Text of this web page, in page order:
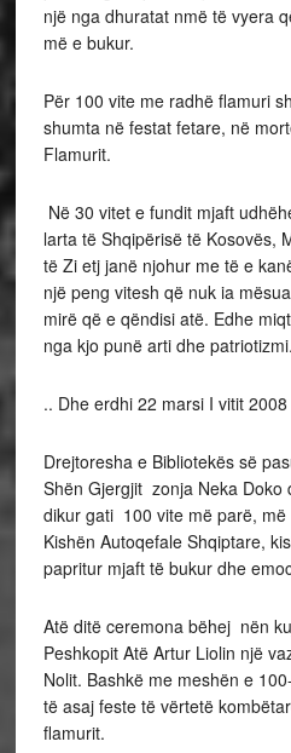
një nga dhuratat nmë të vyera
më e bukur.
Për 100 vite me radhë flamuri
shumta në festat fetare, në
Flamurit.
Në 30 vitet e fundit mjaft
larta të Shqipërisë të Kosovës,
të Zi etj janë njohur me të e
një peng vitesh që nuk ia
mirë që e qëndisi atë. Edhe
nga kjo punë arti dhe patriotizmi.
.. Dhe erdhi 22 marsi I vitit 2008
Drejtoresha e Bibliotekës së
Shën Gjergjit zonja Neka Doko
dikur gati 100 vite më parë,
Kishën Autoqefale Shqiptare,
papritur mjaft të bukur dhe
Atë ditë ceremona bëhej nën
Peshkopit Atë Artur Liolin një
Nolit. Bashkë me meshën e
të asaj feste të vërtetë
flamurit.